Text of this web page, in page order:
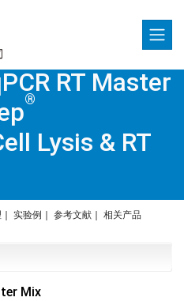
RT Master
®
Lysis & RT
实验例 参考文献 相关产品
Mix